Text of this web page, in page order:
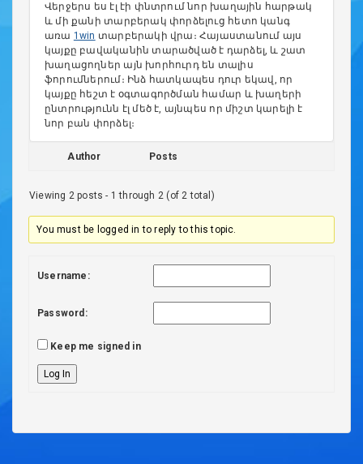
Վերջերս ես էլ էի փնտրում նոր խաղային հարթակ
և մի քանի տարբերակ փորձելուց հետո կանգ
առա 1win տարբերակի վրա։ Հայաստանում այս
կայքը բավականին տարածված է դարձել, և շատ
խաղացողներ այն խորհուրդ են տալիս
ֆորումներում։ Ինձ հատկապես դուր եկավ, որ
կայքը հեշտ է օգտագործման համար և խաղերի
ընտրությունն էլ մեծ է, այնպես որ միշտ կարելի է
նոր բան փորձել։
Author Posts
Viewing 2 posts - 1 through 2 (of 2 total)
You must be logged in to reply to this topic.
Username:
Password:
Keep me signed in
Log In